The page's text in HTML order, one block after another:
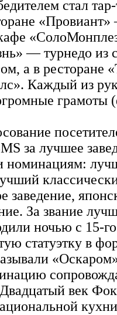
стал
— турнедо из
а в ресторане
Каждый из
грамоты
за лучшее
номинациям:
заведение,
За звание
ночью с 15-
статуэтку в
век